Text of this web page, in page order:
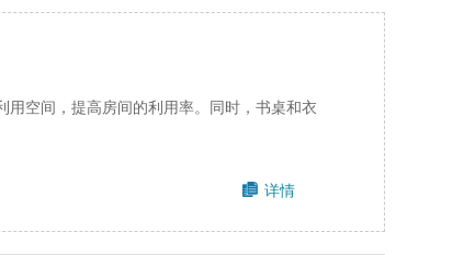
空间，提高房间的利用率。同时，书桌和衣
详情